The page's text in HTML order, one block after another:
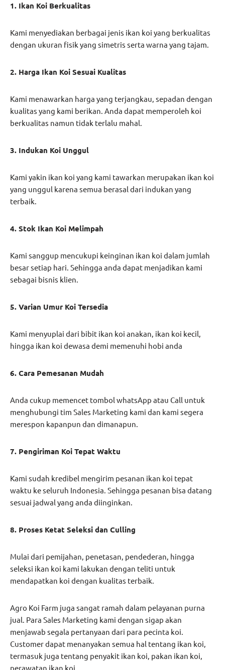
1. Ikan Koi Berkualitas
Kami menyediakan berbagai jenis ikan koi yang berkualitas
dengan ukuran fisik yang simetris serta warna yang tajam.
2. Harga Ikan Koi Sesuai Kualitas
Kami menawarkan harga yang terjangkau, sepadan dengan
kualitas yang kami berikan. Anda dapat memperoleh koi
berkualitas namun tidak terlalu mahal.
3. Indukan Koi Unggul
Kami yakin ikan koi yang kami tawarkan merupakan ikan koi
yang unggul karena semua berasal dari indukan yang
terbaik.
4. Stok Ikan Koi Melimpah
Kami sanggup mencukupi keinginan ikan koi dalam jumlah
besar setiap hari. Sehingga anda dapat menjadikan kami
sebagai bisnis klien.
5. Varian Umur Koi Tersedia
Kami menyuplai dari bibit ikan koi anakan, ikan koi kecil,
hingga ikan koi dewasa demi memenuhi hobi anda
6. Cara Pemesanan Mudah
Anda cukup memencet tombol whatsApp atau Call untuk
menghubungi tim Sales Marketing kami dan kami segera
merespon kapanpun dan dimanapun.
7. Pengiriman Koi Tepat Waktu
Kami sudah kredibel mengirim pesanan ikan koi tepat
waktu ke seluruh Indonesia. Sehingga pesanan bisa datang
sesuai jadwal yang anda diinginkan.
8. Proses Ketat Seleksi dan Culling
Mulai dari pemijahan, penetasan, pendederan, hingga
seleksi ikan koi kami lakukan dengan teliti untuk
mendapatkan koi dengan kualitas terbaik.
Agro Koi Farm juga sangat ramah dalam pelayanan purna
jual. Para Sales Marketing kami dengan sigap akan
menjawab segala pertanyaan dari para pecinta koi.
Customer dapat menanyakan semua hal tentang ikan koi,
termasuk juga tentang penyakit ikan koi, pakan ikan koi,
perawatan ikan koi.